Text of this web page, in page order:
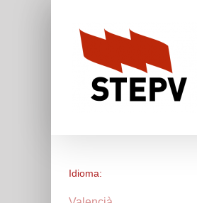
Idioma: